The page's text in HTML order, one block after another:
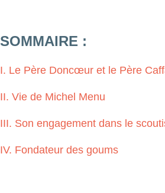
SOMMAIRE :
I. Le Père Doncœur et le Père
II. Vie de Michel Menu
III. Son engagement dans le
IV. Fondateur des goums